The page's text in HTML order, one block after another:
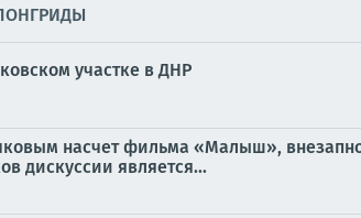
участке в ДНР
насчет фильма «Малыш»,
дискуссии является...